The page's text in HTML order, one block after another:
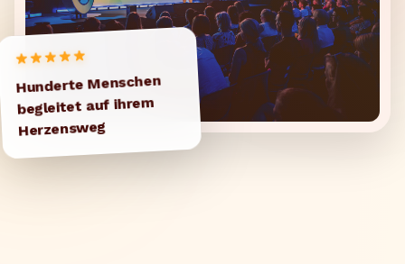
Hunderte Menschen
begleitet auf ihrem
Herzensweg